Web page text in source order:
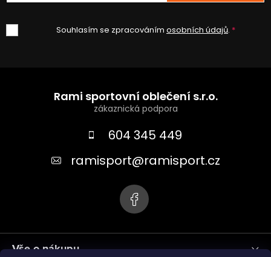
Souhlasím se zpracováním osobních údajů.
Rami sportovní oblečení s.r.o.
604 345 449
ramisport@ramisport.cz
Vše o nákupu